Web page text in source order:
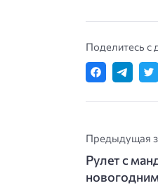
Поделитесь с
Предыдущая
Рулет с